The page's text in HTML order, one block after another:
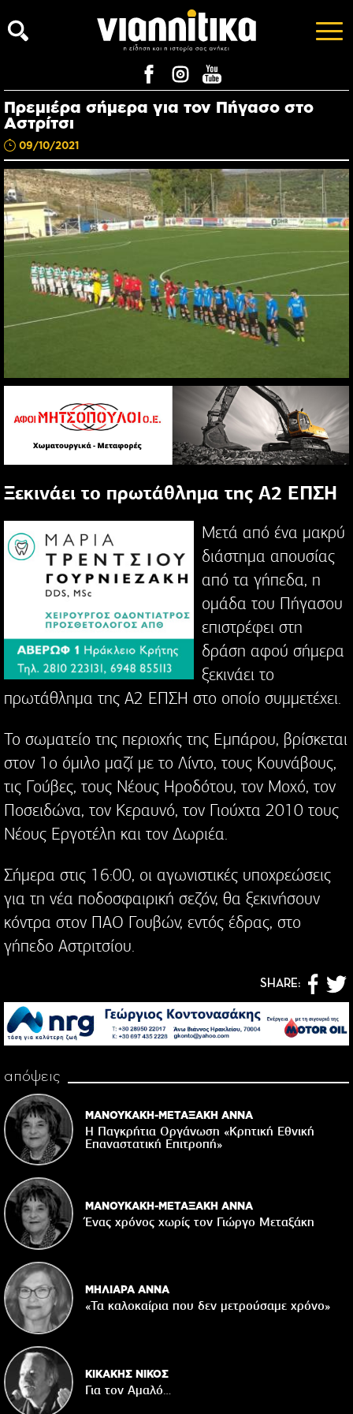
Πρεμιέρα σήμερα για τον Πήγασο στο
Αστρίτσι
09/10/2021
Ξεκινάει το πρωτάθλημα της Α2 ΕΠΣΗ
Μετά από ένα μακρύ
διάστημα απουσίας
από τα γήπεδα, η
ομάδα του Πήγασου
επιστρέφει στη
δράση αφού σήμερα
ξεκινάει το
πρωτάθλημα της Α2 ΕΠΣΗ στο οποίο συμμετέχει.
Το σωματείο της περιοχής της Εμπάρου, βρίσκεται
στον 1ο όμιλο μαζί με το Λίντο, τους Κουνάβους,
τις Γούβες, τους Νέους Ηροδότου, τον Μοχό, τον
Ποσειδώνα, τον Κεραυνό, τον Γιούχτα 2010 τους
Νέους Εργοτέλη και τον Δωριέα.
Σήμερα στις 16:00, οι αγωνιστικές υποχρεώσεις
για τη νέα ποδοσφαιρική σεζόν, θα ξεκινήσουν
κόντρα στον ΠΑΟ Γουβών, εντός έδρας, στο
γήπεδο Αστριτσίου.
SHARE:
απόψεις
ΜΑΝΟΥΚΑΚΗ-ΜΕΤΑΞΑΚΗ ΑΝΝΑ
Η Παγκρήτια Οργάνωση «Κρητική Εθνική
Επαναστατική Eπιτροπή»
ΜΑΝΟΥΚΑΚΗ-ΜΕΤΑΞΑΚΗ ΑΝΝΑ
Ένας χρόνος χωρίς τον Γιώργο Μεταξάκη
ΜΗΛΙΑΡΑ ΑΝΝΑ
«Τα καλοκαίρια που δεν μετρούσαμε χρόνο»
ΚΙΚΑΚΗΣ ΝΙΚΟΣ
Για τον Αμαλό…